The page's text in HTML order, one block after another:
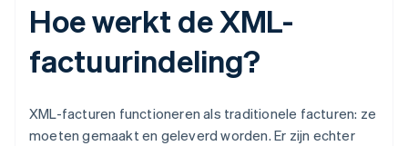
Hoe werkt de XML-
factuurindeling?
XML-facturen functioneren als traditionele facturen: ze
moeten gemaakt en geleverd worden. Er zijn echter